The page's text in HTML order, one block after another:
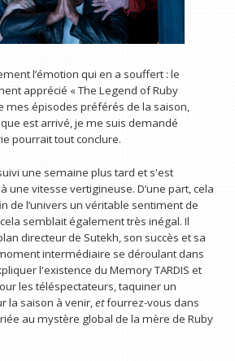
l’émotion qui en a souffert : le
apprécié « The Legend of Ruby
mes épisodes préférés de la saison,
est arrivé, je me suis demandé
pourrait tout conclure.
une semaine plus tard et s'est
une vitesse vertigineuse. D’une part, cela
de l’univers un véritable sentiment de
semblait également très inégal. Il
directeur de Sutekh, son succès et sa
intermédiaire se déroulant dans
l'existence du Memory TARDIS et
les téléspectateurs, taquiner un
la saison à venir,etfourrez-vous dans
au mystère global de la mère de Ruby